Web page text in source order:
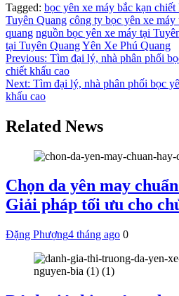
Tagged: bọc yên xe máy bắc kạn chiết
Tuyên Quang công ty bọc yên xe
quang nguồn bọc yên xe máy tại
tại Tuyên QuangYên Xe Phú Quang
Điều
hướng
bài
viết
Previous: Tìm đại lý, nhà phân phối
chiết khấu cao
Next: Tìm đại lý, nhà phân phối bọc
khấu cao
Related News
Chọn da yên may
Giải pháp tối ưu cho
Đặng Phượng4 tháng ago 0